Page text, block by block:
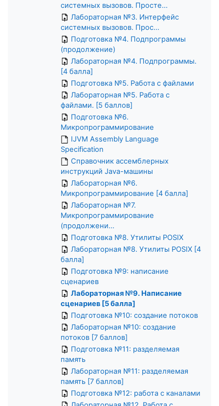
системных вызовов. Просте...
Лабораторная №3. Интерфейс
системных вызовов. Прос...
Подготовка №4. Подпрограммы
(продолжение)
Лабораторная №4. Подпрограммы.
[4 балла]
Подготовка №5. Работа с файлами
Лабораторная №5. Работа с
файлами. [5 баллов]
Подготовка №6.
Микропрограммирование
IJVM Assembly Language
Specification
Справочник ассемблерных
инструкций Java-машины
Лабораторная №6.
Микропрограммирование [4 балла]
Лабораторная №7.
Микропрограммирование
(продолжени...
Подготовка №8. Утилиты POSIX
Лабораторная №8. Утилиты POSIX [4
балла]
Подготовка №9: написание
сценариев
Лабораторная №9. Написание
сценариев [5 балла]
Подготовка №10: создание потоков
Лабораторная №10: создание
потоков [7 баллов]
Подготовка №11: разделяемая
память
Лабораторная №11: разделяемая
память [7 баллов]
Подготовка №12: работа с каналами